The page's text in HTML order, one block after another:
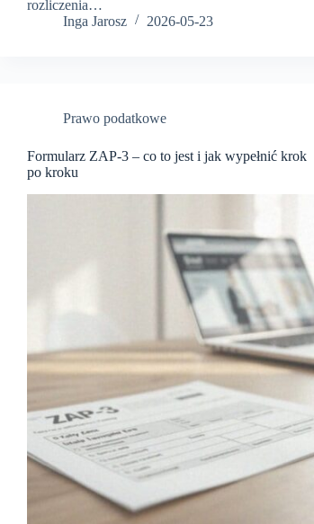
rozliczenia…
Inga Jarosz
2026-05-23
Prawo podatkowe
Formularz ZAP-3 – co to jest i jak wypełnić krok
po kroku